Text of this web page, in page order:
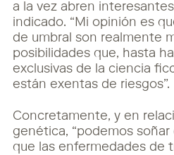
a la vez abren
indicado. “Mi opinión es
de umbral son realmente
posibilidades que, hasta
exclusivas de la ciencia
están exentas de riesgos”.
Concretamente, y en
genética, “podemos
que las enfermedades de